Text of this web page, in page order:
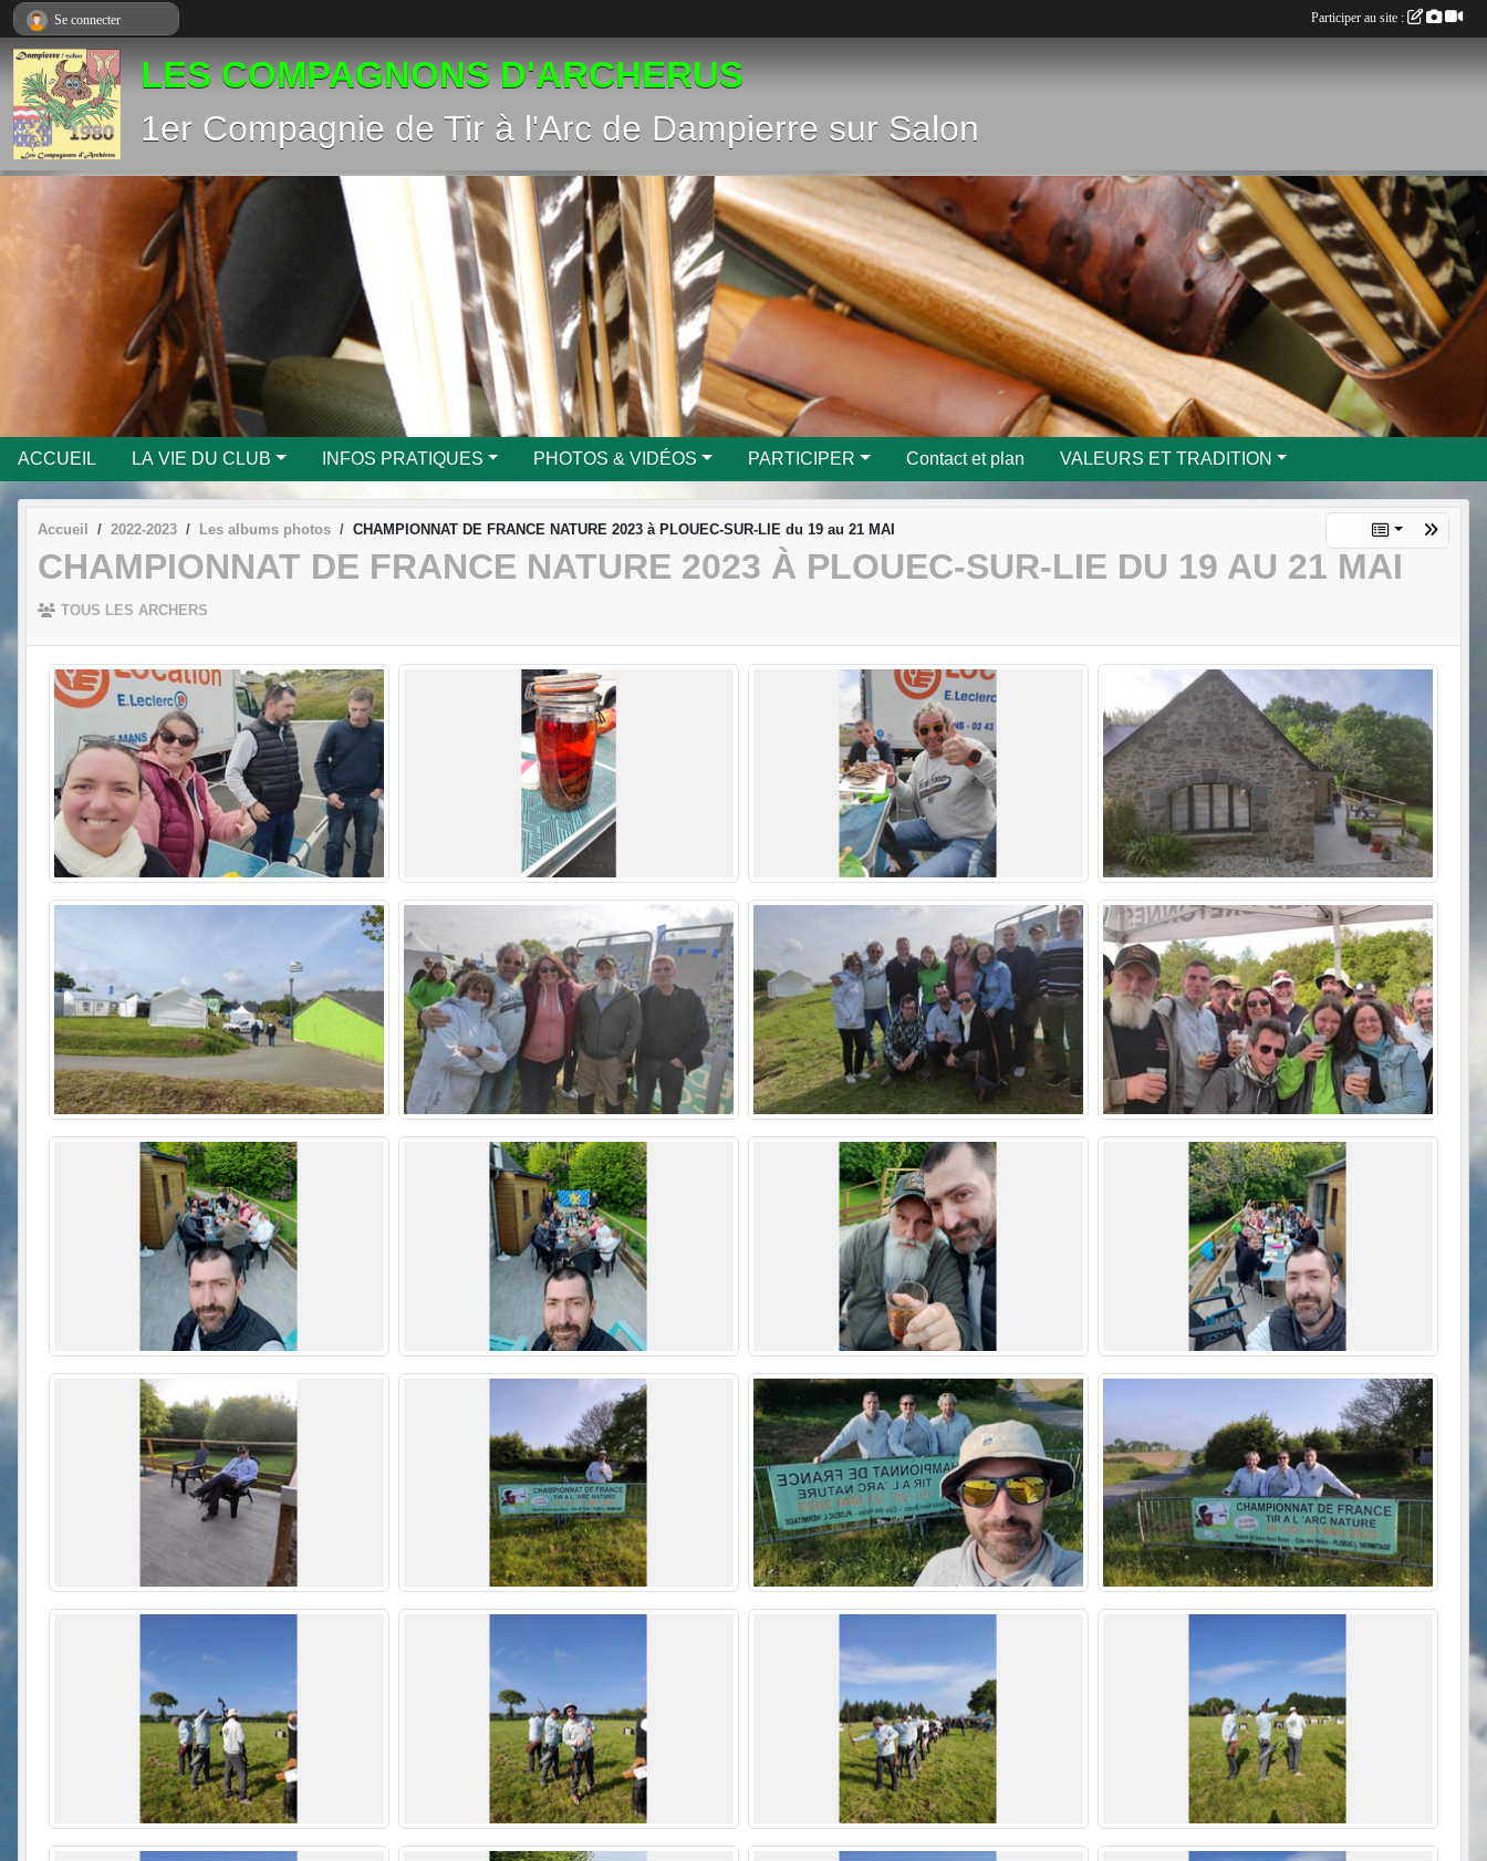
LES COMPAGNONS D'ARCHERUS
1er Compagnie de Tir à l'Arc de Dampierre sur Salon
ACCUEIL LA VIE DU CLUB INFOS PRATIQUES PHOTOS & VIDÉOS PARTICIPER Contact et plan VALEURS ET TRADITION
Accueil 2022-2023 Les albums photos CHAMPIONNAT DE FRANCE NATURE 2023 à PLOUEC-SUR-LIE du 19 au 21 MAI
CHAMPIONNAT DE FRANCE NATURE 2023 À PLOUEC-SUR-LIE DU 19 AU 21 MAI
TOUS LES ARCHERS
Se connecter Participer au site :
Panneau de gestion des cookies